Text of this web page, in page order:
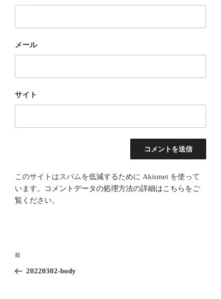
メール
サイト
このサイトはスパムを低減するために Akismet を使って
います。
コメントデータの処理方法の詳細はこちらをご
覧ください。
投
ナ
前
の
前
20220302-body